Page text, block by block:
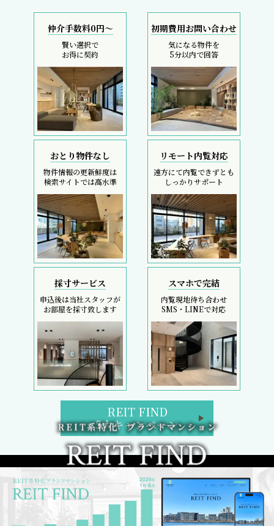
仲介手数料0円～
賢い選択で
お得に契約
初期費用お問い合わせ
気になる物件を
5分以内で回答
おとり物件なし
物件情報の更新鮮度は
検索サイトでは高水準
リモート内覧対応
遠方にて内覧できずとも
しっかりサポート
採寸サービス
申込後は当社スタッフが
お部屋を採寸致します
スマホで完結
内覧現地待ち合わせ
SMS・LINEで対応
REIT FIND
5大キャンペーン